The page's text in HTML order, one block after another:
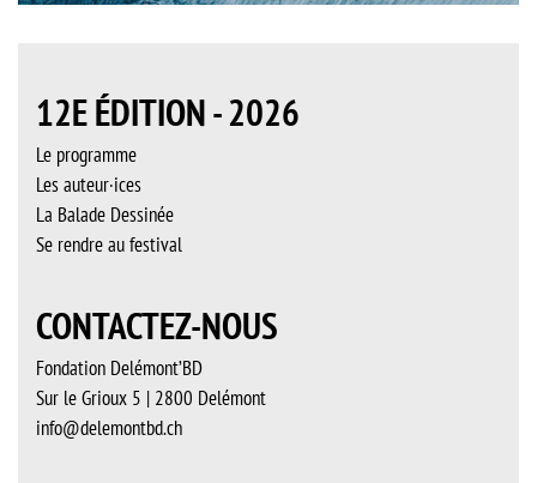
12E ÉDITION - 2026
Le programme
Les auteur·ices
La Balade Dessinée
Se rendre au festival
CONTACTEZ-NOUS
Fondation Delémont’BD
Sur le Grioux 5 | 2800 Delémont
info@delemontbd.ch